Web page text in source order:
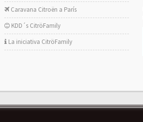
Caravana Citroën a París
KDD´s CitröFamily
La iniciativa CitröFamily